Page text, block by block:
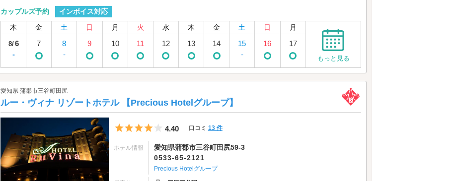
カップルズ予約
インボイス対応
木
金 土 日 月 火 水 木 金 土 日 月
8/6
-
7
8
-
9 10 11 12 13 14
15
-
16 17
もっと見る
愛知県 蒲郡市三谷町田尻
ルー・ヴィナ リゾートホテル 【Precious Hotelグループ】
5つ星のうち4
4.40 口コミ 13 件
ホテル情報
愛知県蒲郡市三谷町田尻59-3
0533-65-2121
Precious Hotelグループ